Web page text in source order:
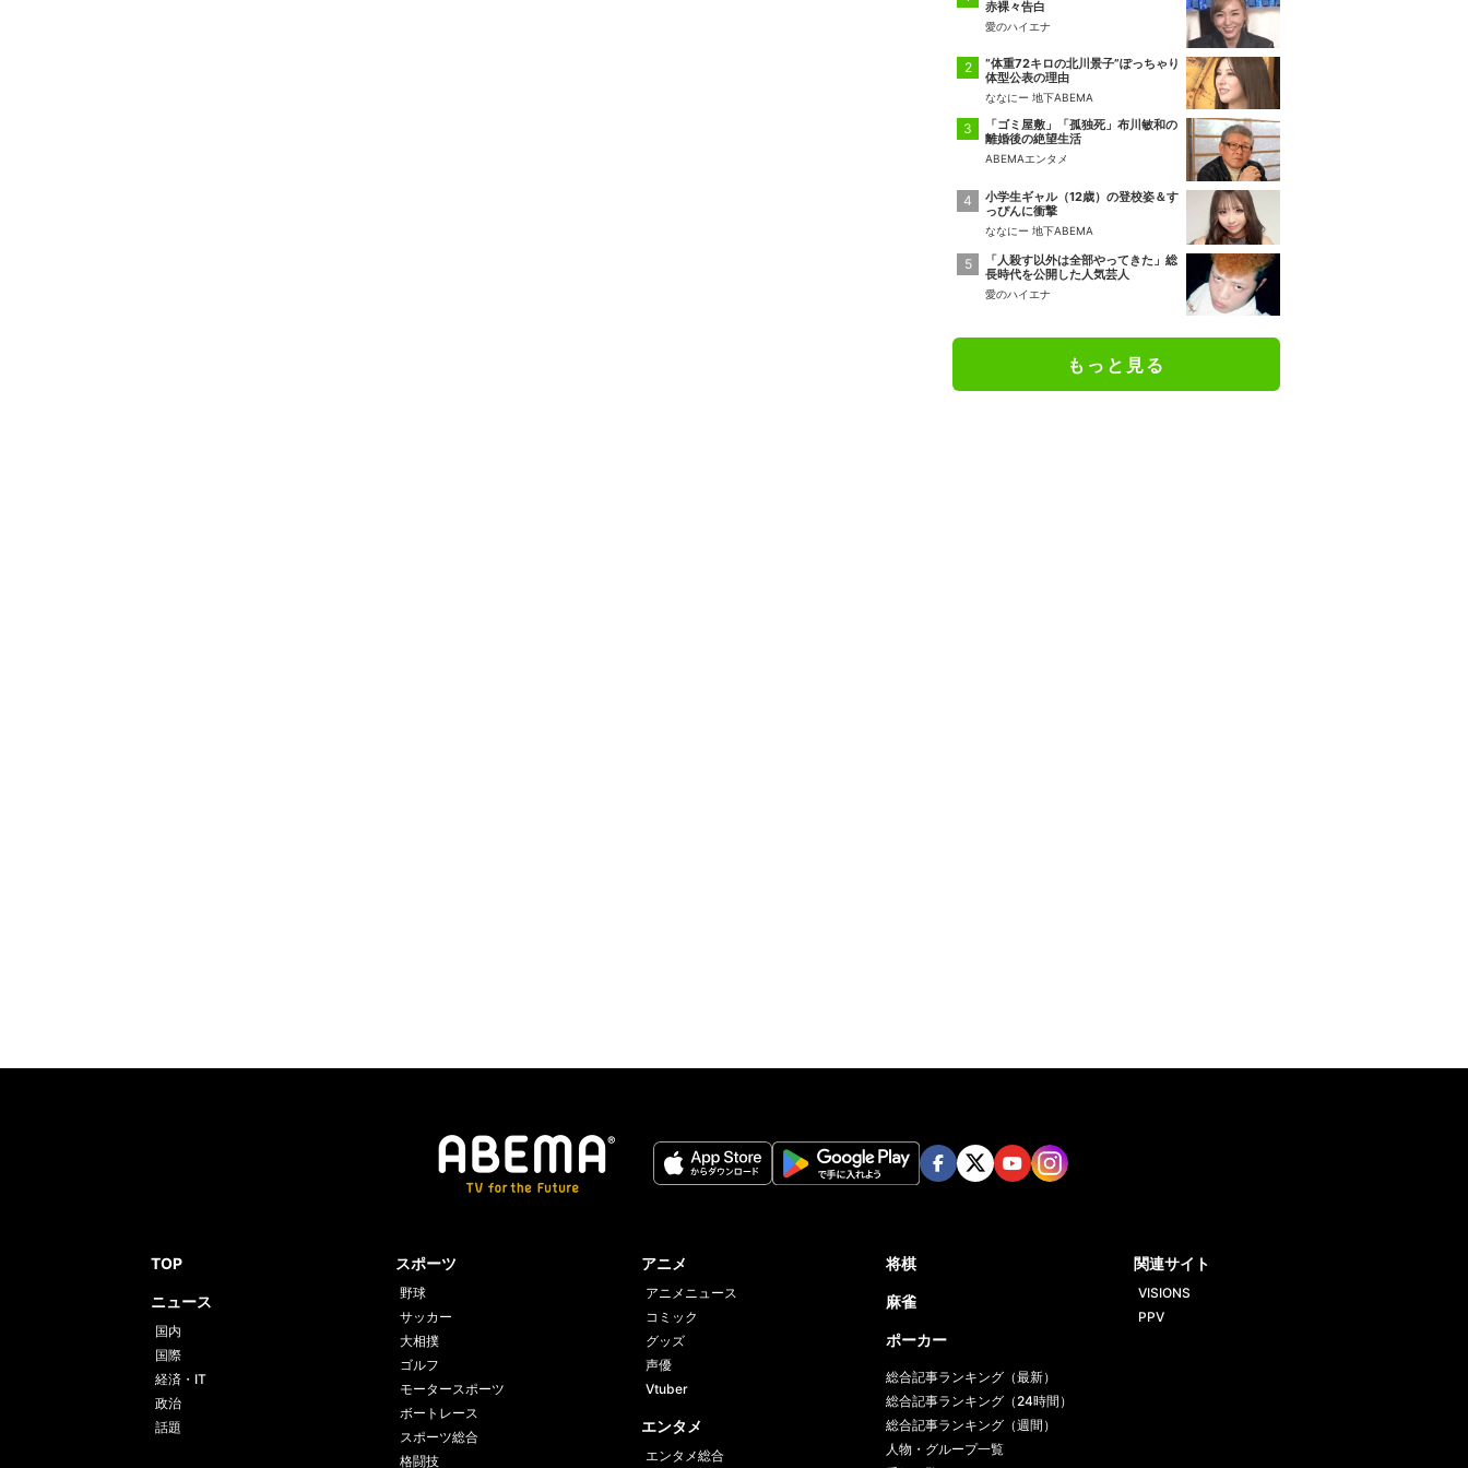
赤裸々告白
愛のハイエナ
“体重72キロの北川景子”ぽっちゃり
体型公表の理由
ななにー 地下ABEMA
「ゴミ屋敷」「孤独死」布川敏和の
離婚後の絶望生活
ABEMAエンタメ
小学生ギャル（12歳）の登校姿＆す
っぴんに衝撃
ななにー 地下ABEMA
「人殺す以外は全部やってきた」総
長時代を公開した人気芸人
愛のハイエナ
もっと見る
TOP
ニュース
国内
国際
経済・IT
政治
話題
スポーツ
野球
サッカー
大相撲
ゴルフ
モータースポーツ
ボートレース
スポーツ総合
格闘技
アニメ
アニメニュース
コミック
グッズ
声優
Vtuber
エンタメ
エンタメ総合
将棋
麻雀
ポーカー
総合記事ランキング（最新）
総合記事ランキング（24時間）
総合記事ランキング（週間）
人物・グループ一覧
関連サイト
VISIONS
PPV